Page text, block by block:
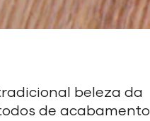
beleza da
de acabamento